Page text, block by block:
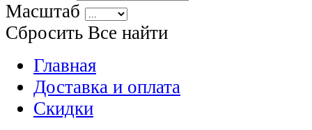
Масштаб
Сбросить Все найти
Главная
Доставка и оплата
Скидки